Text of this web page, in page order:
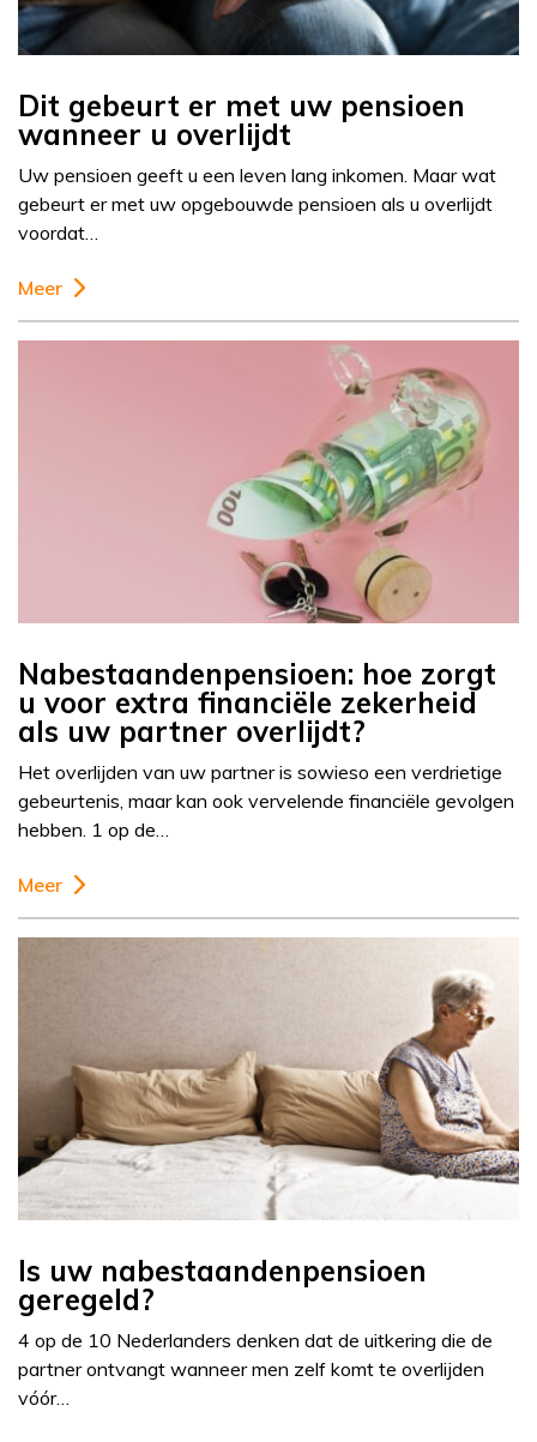
Dit gebeurt er met uw pensioen
wanneer u overlijdt
Uw pensioen geeft u een leven lang inkomen. Maar wat
gebeurt er met uw opgebouwde pensioen als u overlijdt
voordat…
Meer
Nabestaandenpensioen: hoe zorgt
u voor extra financiële zekerheid
als uw partner overlijdt?
Het overlijden van uw partner is sowieso een verdrietige
gebeurtenis, maar kan ook vervelende financiële gevolgen
hebben. 1 op de…
Meer
Is uw nabestaandenpensioen
geregeld?
4 op de 10 Nederlanders denken dat de uitkering die de
partner ontvangt wanneer men zelf komt te overlijden
vóór…